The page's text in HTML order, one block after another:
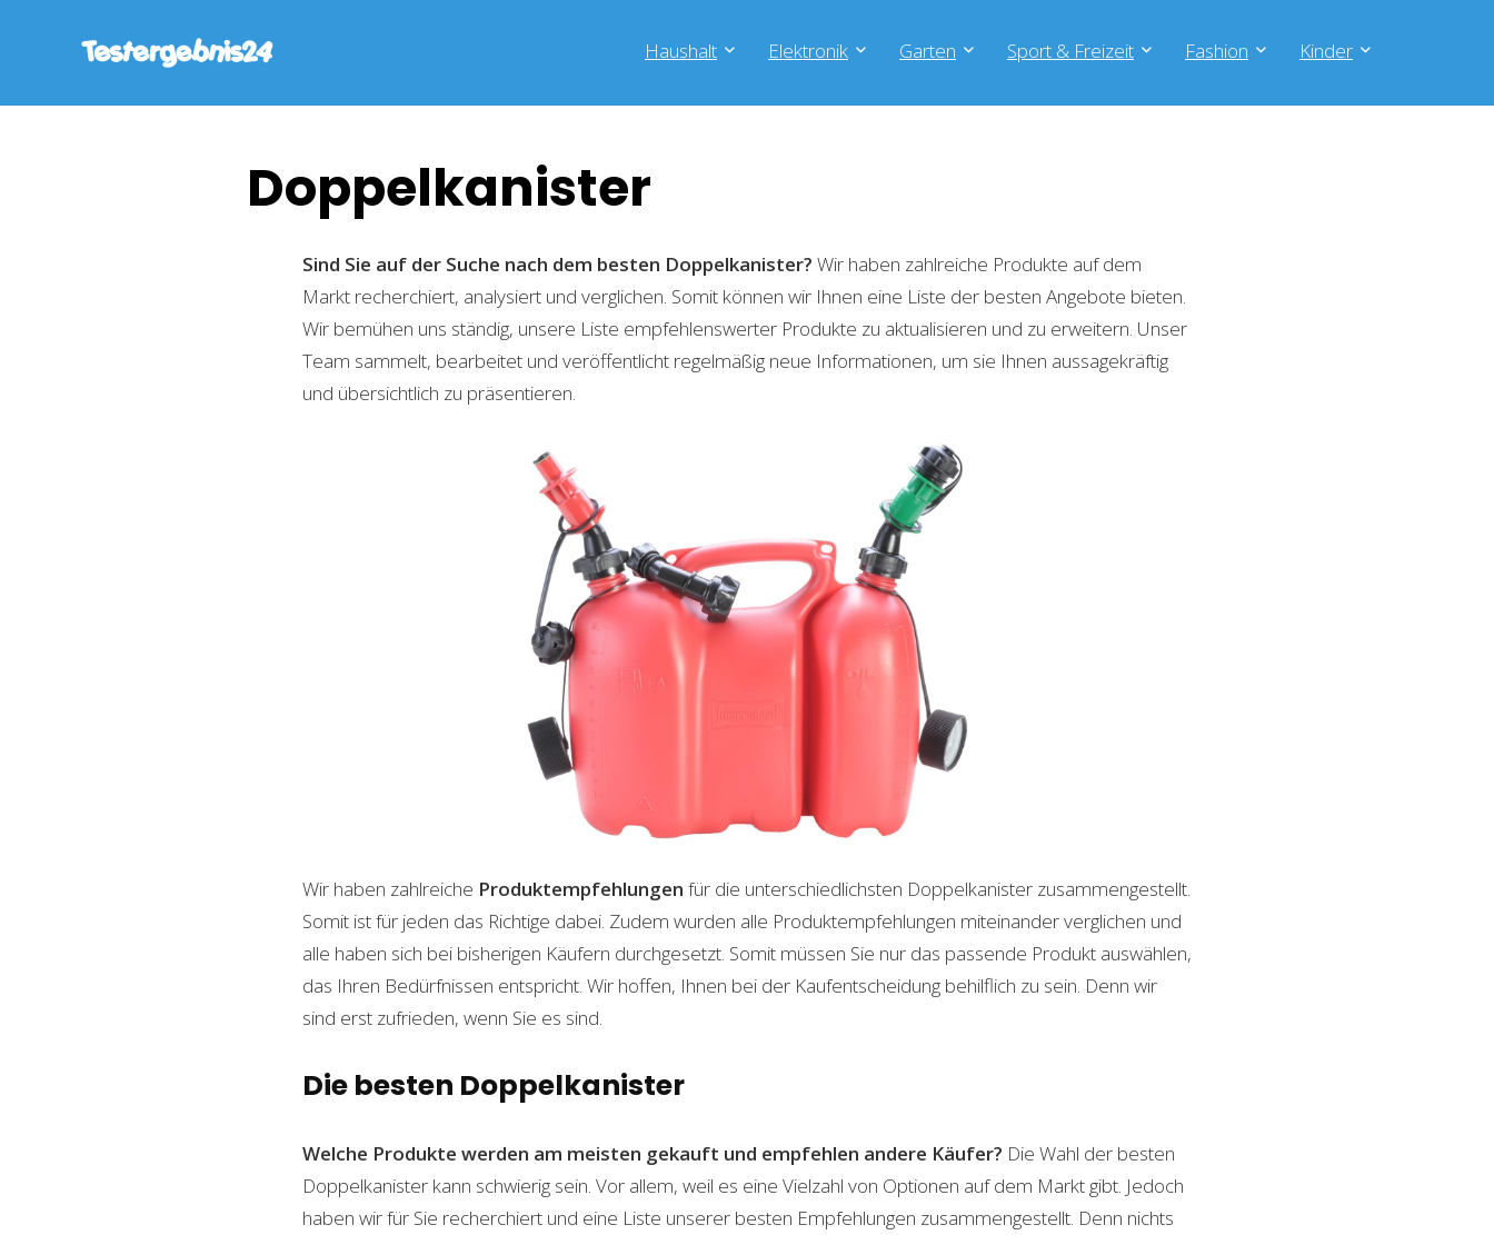
Haushalt Elektronik Garten Sport & Freizeit Fashion Kinder
Doppelkanister
Sind Sie auf der Suche nach dem besten Doppelkanister? Wir haben zahlreiche Produkte auf dem
Markt recherchiert, analysiert und verglichen. Somit können wir Ihnen eine Liste der besten Angebote bieten.
Wir bemühen uns ständig, unsere Liste empfehlenswerter Produkte zu aktualisieren und zu erweitern. Unser
Team sammelt, bearbeitet und veröffentlicht regelmäßig neue Informationen, um sie Ihnen aussagekräftig
und übersichtlich zu präsentieren.
Wir haben zahlreiche Produktempfehlungen für die unterschiedlichsten Doppelkanister zusammengestellt.
Somit ist für jeden das Richtige dabei. Zudem wurden alle Produktempfehlungen miteinander verglichen und
alle haben sich bei bisherigen Käufern durchgesetzt. Somit müssen Sie nur das passende Produkt auswählen,
das Ihren Bedürfnissen entspricht. Wir hoffen, Ihnen bei der Kaufentscheidung behilflich zu sein. Denn wir
sind erst zufrieden, wenn Sie es sind.
Die besten Doppelkanister
Welche Produkte werden am meisten gekauft und empfehlen andere Käufer? Die Wahl der besten
Doppelkanister kann schwierig sein. Vor allem, weil es eine Vielzahl von Optionen auf dem Markt gibt. Jedoch
haben wir für Sie recherchiert und eine Liste unserer besten Empfehlungen zusammengestellt. Denn nichts